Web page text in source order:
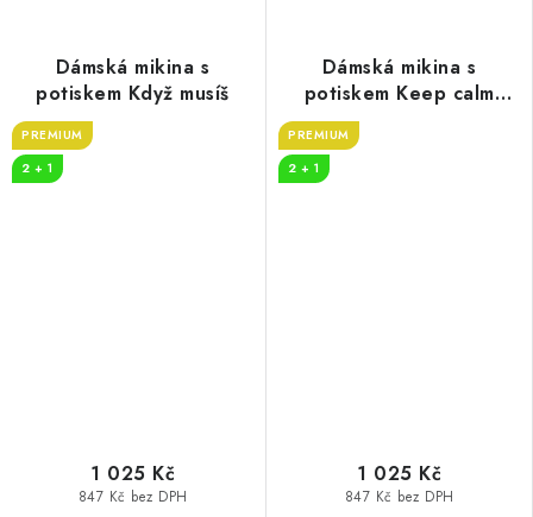
Dámská mikina s
potiskem Když musíš
PREMIUM
2 + 1
847 Kč bez DPH
1 025 Kč
Dámská mikina s
potiskem Keep calm
PREMIUM
2 + 1
847 Kč bez DPH
1 025 Kč